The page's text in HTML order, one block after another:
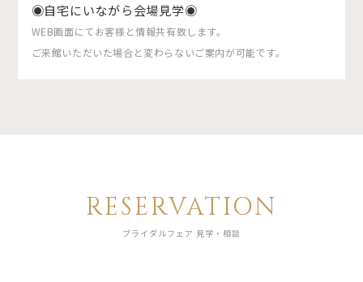
◉自宅にいながら会場見学◉
WEB画面にてお客様と情報共有致します。
ご来館いただいた場合と変わらないご案内が可能です。
RESERVATION
ブライダルフェア 見学・相談